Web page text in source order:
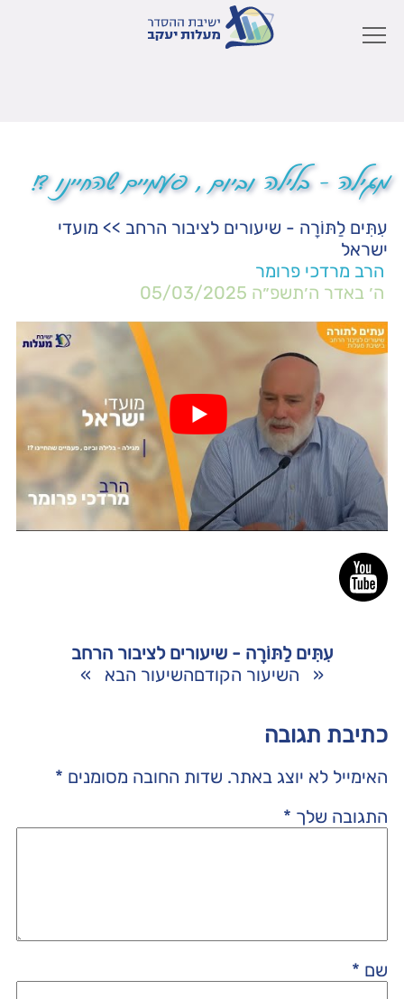
מגילה – בלילה וביום , פעמיים שהחיינו ?!
עִתִּים לַתּוֹרָה - שיעורים לציבור הרחב >> מועדי
ישראל
הרב מרדכי פרומר
ה׳ באדר ה׳תשפ״ה 05/03/2025
עִתִּים לַתּוֹרָה - שיעורים לציבור הרחב
« השיעור הקודםהשיעור הבא »
כתיבת תגובה
האימייל לא יוצג באתר. שדות החובה מסומנים *
התגובה שלך *
שם *